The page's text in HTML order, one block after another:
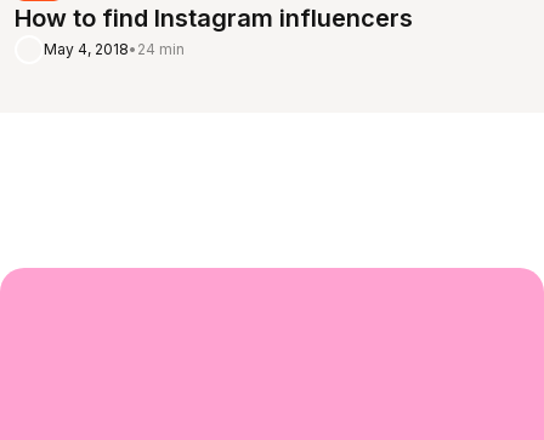
How to find Instagram influencers
May 4, 2018• 24 min